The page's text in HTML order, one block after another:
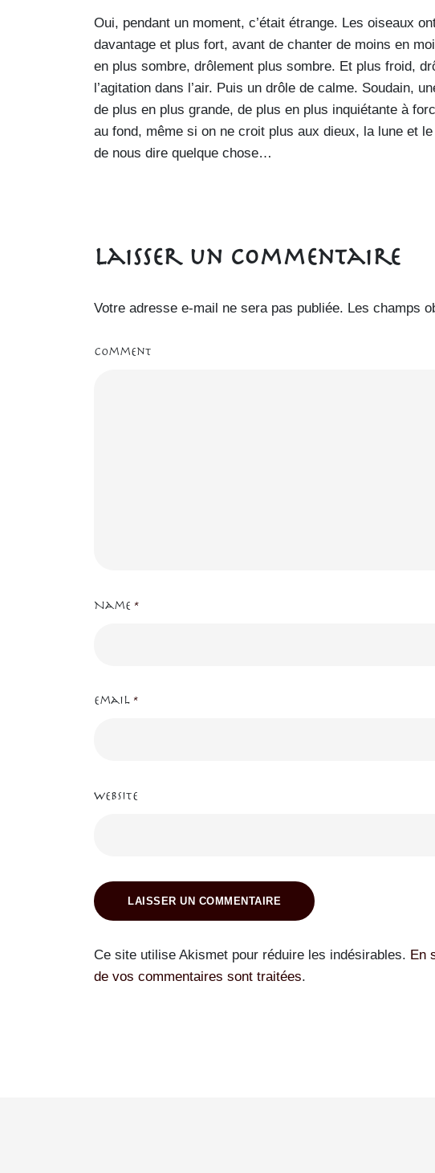
Oui, pendant un moment, c’était étrange. Les oiseaux
davantage et plus fort, avant de chanter de moins en
en plus sombre, drôlement plus sombre. Et plus froid,
l’agitation dans l’air. Puis un drôle de calme. Soudain,
de plus en plus grande, de plus en plus inquiétante à
au fond, même si on ne croit plus aux dieux, la lune et
de nous dire quelque chose…
Laisser un commentaire
Votre adresse e-mail ne sera pas publiée. Les champs
Comment
Name *
Email *
Website
LAISSER UN COMMENTAIRE
Ce site utilise Akismet pour réduire les indésirables. En
de vos commentaires sont traitées.